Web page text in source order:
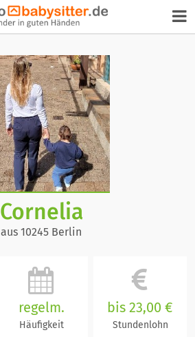
Cornelia
aus 10245 Berlin
regelm.
Häufigkeit
bis 23,00 €
Stundenlohn